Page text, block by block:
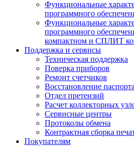
Функциональные
программного
Функциональные
программного
компактном и СПЛИТ
Поддержка и сервисы
Техническая поддержка
Поверка приборов
Ремонт счетчиков
Восстановление паспорта
Отдел претензий
Расчет коллекторных
Сервисные центры
Протоколы обмена
Контрактная сборка
Покупателям